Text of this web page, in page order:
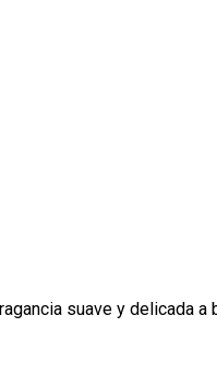
suave y delicada